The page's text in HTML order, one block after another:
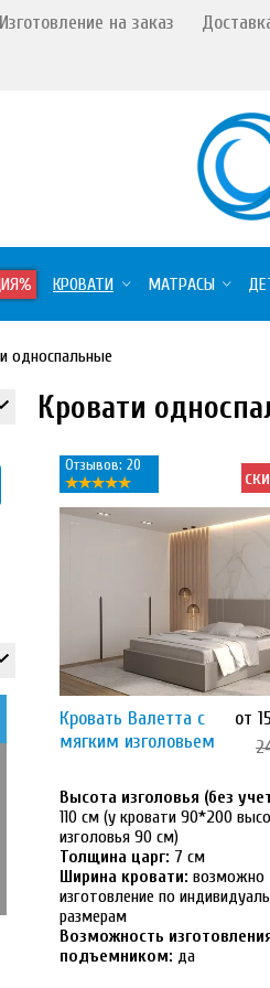
Изготовление на заказ
КРОВАТИ МАТРАСЫ
односпальные
Кровати
Отзывов: 20
Кровать Валетта с
мягким изголовьем
от
Высота изголовья (без
110 см (у кровати 90*200
изголовья 90 см)
Толщина царг: 7 см
Ширина кровати: возможно
изготовление по
размерам
Возможность
подъемником: да